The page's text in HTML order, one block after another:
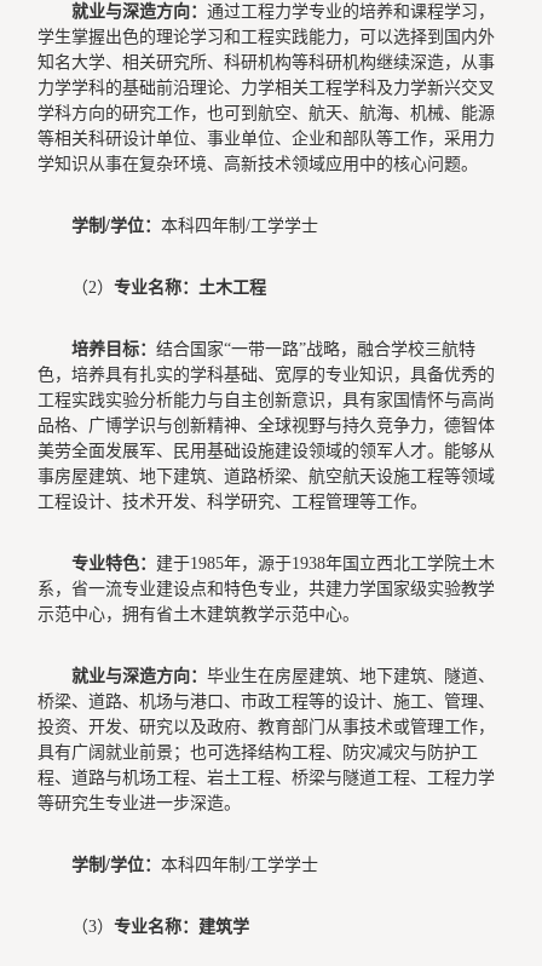
就业与深造方向：通过工程力学专业的培养和课程学习，
学生掌握出色的理论学习和工程实践能力，可以选择到国内外
知名大学、相关研究所、科研机构等科研机构继续深造，从事
力学学科的基础前沿理论、力学相关工程学科及力学新兴交叉
学科方向的研究工作，也可到航空、航天、航海、机械、能源
等相关科研设计单位、事业单位、企业和部队等工作，采用力
学知识从事在复杂环境、高新技术领域应用中的核心问题。
学制/学位：本科四年制/工学学士
（2）专业名称：土木工程
培养目标：结合国家“一带一路”战略，融合学校三航特
色，培养具有扎实的学科基础、宽厚的专业知识，具备优秀的
工程实践实验分析能力与自主创新意识，具有家国情怀与高尚
品格、广博学识与创新精神、全球视野与持久竞争力，德智体
美劳全面发展军、民用基础设施建设领域的领军人才。能够从
事房屋建筑、地下建筑、道路桥梁、航空航天设施工程等领域
工程设计、技术开发、科学研究、工程管理等工作。
专业特色： 建于1985年，源于1938年国立西北工学院土木
系，省一流专业建设点和特色专业，共建力学国家级实验教学
示范中心，拥有省土木建筑教学示范中心。
就业与深造方向：毕业生在房屋建筑、地下建筑、隧道、
桥梁、道路、机场与港口、市政工程等的设计、施工、管理、
投资、开发、研究以及政府、教育部门从事技术或管理工作，
具有广阔就业前景；也可选择结构工程、防灾减灾与防护工
程、道路与机场工程、岩土工程、桥梁与隧道工程、工程力学
等研究生专业进一步深造。
学制/学位：本科四年制/工学学士
（3）专业名称：建筑学